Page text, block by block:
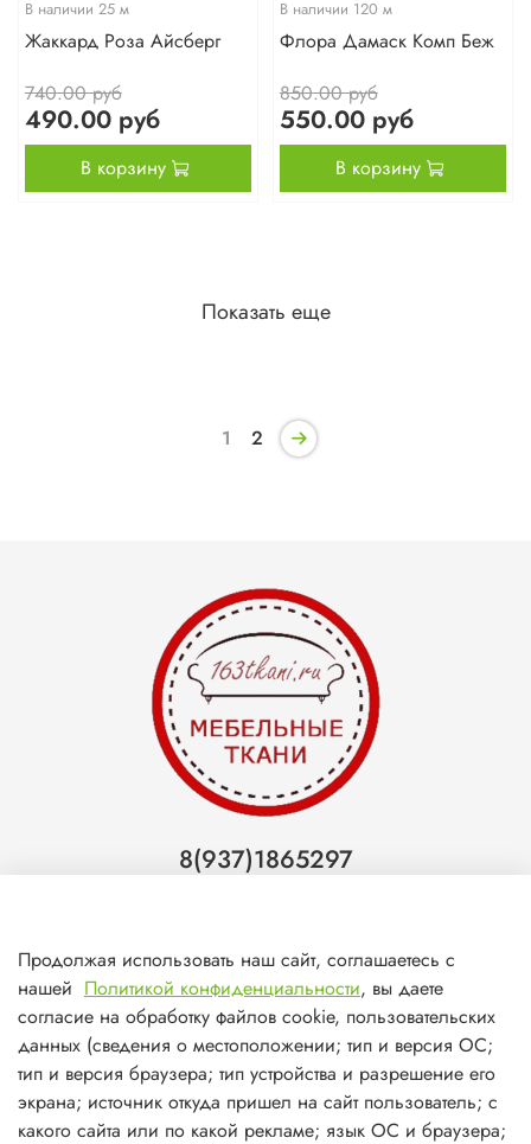
В наличии 25м
Жаккард Роза Айсберг
740.00 руб
490.00 руб
В корзину
В наличии 120 м
Флора Дамаск Комп Беж
850.00 руб
550.00 руб
В корзину
Показать еще
1 2
8(937)1865297
Самара (ТЦ МегаМебель)
8(927)7360008
Самара (ст.м. Победа)
Продолжая использовать наш сайт, соглашаетесь с
нашей Политикой конфиденциальности, вы даете
согласие на обработку файлов cookie, пользовательских
данных (сведения о местоположении; тип и версия ОС;
тип и версия браузера; тип устройства и разрешение его
экрана; источник откуда пришел на сайт пользователь; с
какого сайта или по какой рекламе; язык ОС и браузера;